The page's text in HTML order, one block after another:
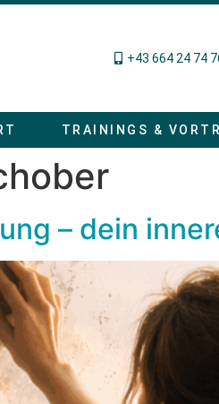
+43 664 24 74
TRAININGS &
– dein